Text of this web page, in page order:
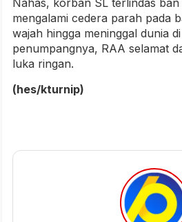
Nahas, korban SL terlindas
mengalami cedera parah pada
wajah hingga meninggal dunia
penumpangnya, RAA selamat
luka ringan.
(hes/kturnip)